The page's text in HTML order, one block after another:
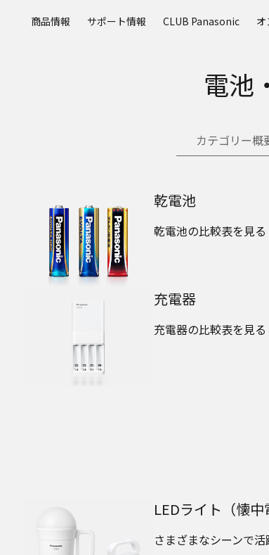
商品情報 サポート情報 CLUB Panasonic
電池
カテゴリー概
乾電池
乾電池の比較表を見る
充電器
充電器の比較表を見る
LEDライト（懐
さまざまなシーンで